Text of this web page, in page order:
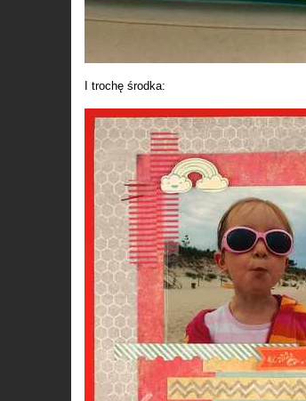
I trochę środka: